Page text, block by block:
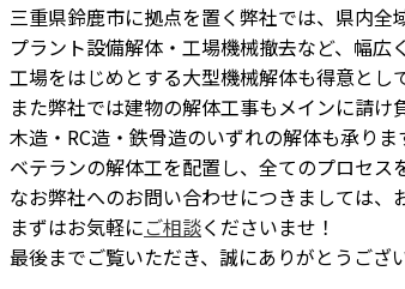
三重県鈴鹿市に拠点を置く弊社では、県内全
プラント設備解体・工場機械撤去など、幅広
工場をはじめとする大型機械解体も得意とし
また弊社では建物の解体工事もメインに請け
木造・RC造・鉄骨造のいずれの解体も承り
ベテランの解体工を配置し、全てのプロセス
なお弊社へのお問い合わせにつきましては、
まずはお気軽にご相談くださいませ！
最後までご覧いただき、誠にありがとうござ